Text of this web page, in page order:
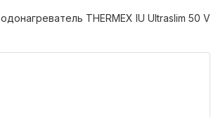
THERMEX IU Ultraslim 50 V